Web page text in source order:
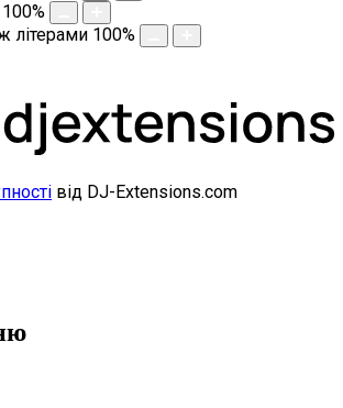
100%
літерами 100%
від DJ-Extensions.com